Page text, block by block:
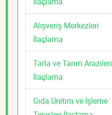
Alışveriş Merkezleri
İlaçlama
Tarla ve Tarım Arazileri
İlaçlama
Gıda Üretim ve İşleme